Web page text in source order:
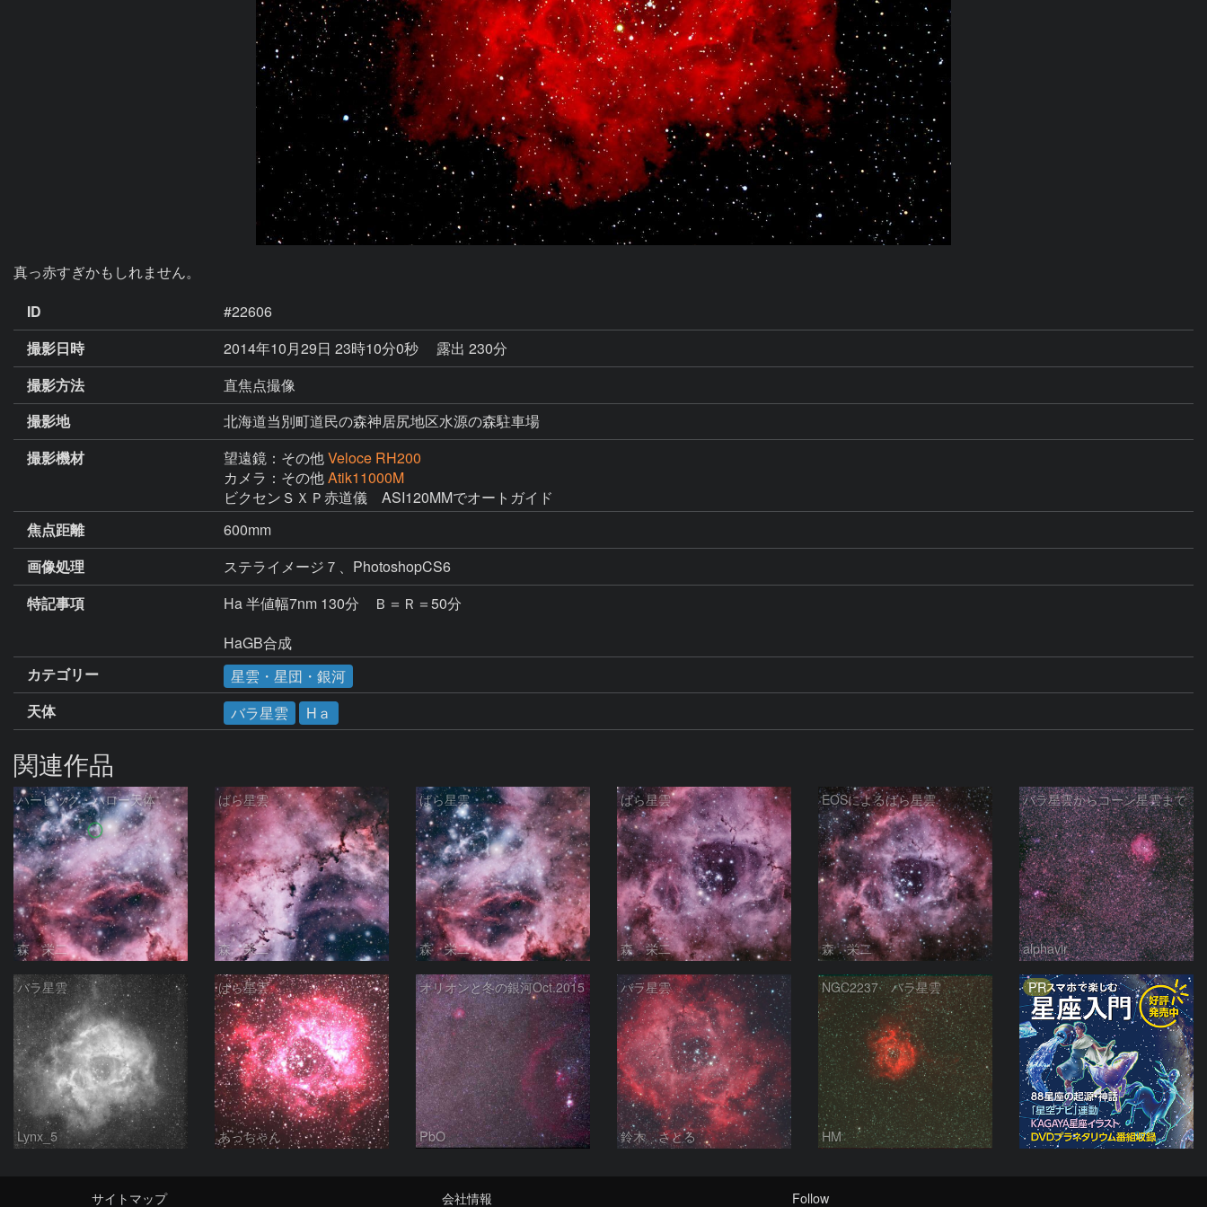
真っ赤すぎかもしれません。
ID
#22606
撮影日時
2014年10月29日 23時10分0秒
露出 230分
撮影方法
直焦点撮像
撮影地
北海道当別町道民の森神居尻地区水源の森駐車場
撮影機材
望遠鏡：その他Veloce RH200
カメラ：その他Atik11000M
ビクセンＳＸＰ赤道儀　ASI120MMでオートガイド
焦点距離
600mm
画像処理
特記事項
Ha 半値幅7nm 130分　Ｂ＝Ｒ＝50分
HaGB合成
カテゴリー
星雲・星団・銀河
天体
バラ星雲 Hａ
関連作品
ハービッグ・ハロー天体
森 栄二
ばら星雲
森 栄二
ばら星雲
森 栄二
ばら星雲
森 栄二
EOSによるばら星雲
森 栄二
バラ星雲からコーン星雲まで
alphavir
バラ星雲
Lynx_5
ばら星雲
あっちゃん
オリオンと冬の銀河Oct.2015
PbO
バラ星雲
鈴木 さとる
NGC2237 バラ星雲
HM
PR
サイトマップ 会社情報 Follow